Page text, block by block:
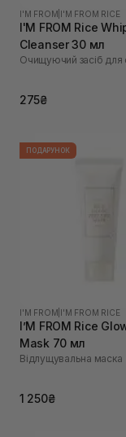
I'M FROM I'M FROM RICE
I'M FROM Rice
Cleanser 30 мл
Очищуючий засіб для
275₴
ПОДАРУНОК
I'M FROM I'M FROM RICE
I’M FROM Rice
Mask 70 мл
Відлущувальна маска
1 250₴